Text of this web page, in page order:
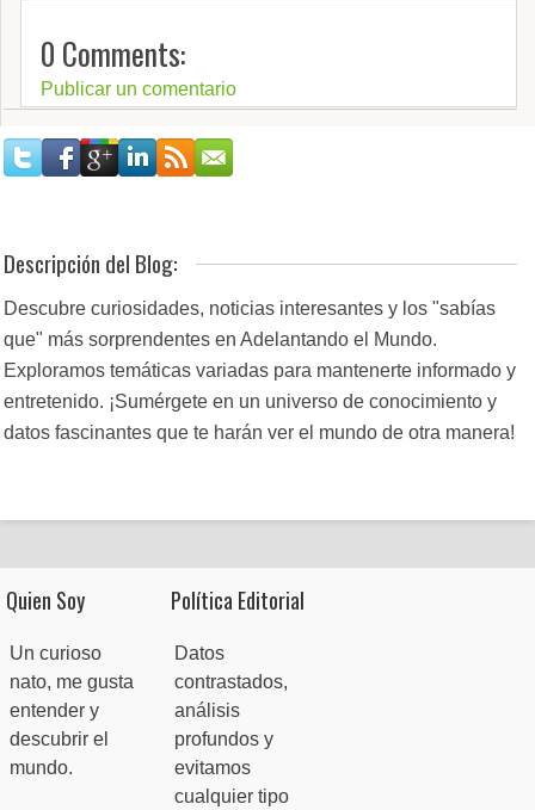
0 Comments:
Publicar un comentario
Descripción del Blog:
Descubre curiosidades, noticias interesantes y los "sabías
que" más sorprendentes en Adelantando el Mundo.
Exploramos temáticas variadas para mantenerte informado y
entretenido. ¡Sumérgete en un universo de conocimiento y
datos fascinantes que te harán ver el mundo de otra manera!
Quien Soy
Un curioso
nato, me gusta
entender y
descubrir el
mundo.
Política Editorial
Datos
contrastados,
análisis
profundos y
evitamos
cualquier tipo